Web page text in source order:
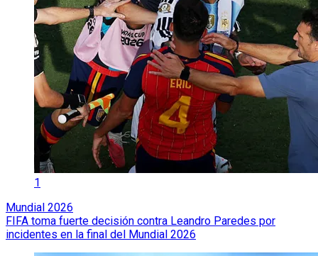
1
Mundial 2026
FIFA toma fuerte decisión contra Leandro Paredes por
incidentes en la final del Mundial 2026